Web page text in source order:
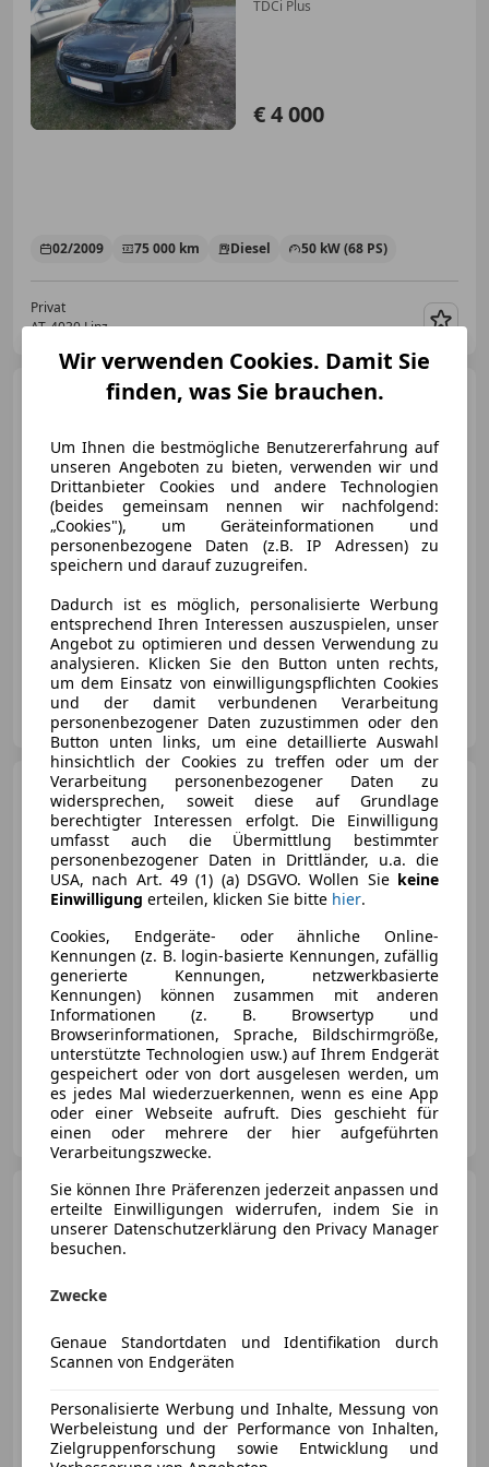
TDCi Plus
€ 4 000
02/2009 75 000 km Diesel 50 kW (68 PS)
Privat
AT-4030 Linz
Ford FusionAmbiente
€ 1 100
Neu 03/2010 151 689 km Benzin 59 kW (80 PS)
Autozentrum Glavas e.U.
AT-3441 Einsiedl
Ford FusionFusion Trend 1,4
TDCi Trend
05/2003 228 500 km Diesel 50 kW (68 PS)
Privat
AT-2074 Retzbach
Ford Fusion1.4 Ambiente
03/2011 206 000 km Benzin 59 kW (80 PS)
Wir verwenden Cookies. Damit Sie
finden, was Sie brauchen.
Um Ihnen die bestmögliche Benutzererfahrung auf
unseren Angeboten zu bieten, verwenden wir und
Drittanbieter Cookies und andere Technologien
(beides gemeinsam nennen wir nachfolgend:
„Cookies"), um Geräteinformationen und
personenbezogene Daten (z.B. IP Adressen) zu
speichern und darauf zuzugreifen.
Dadurch ist es möglich, personalisierte Werbung
entsprechend Ihren Interessen auszuspielen, unser
Angebot zu optimieren und dessen Verwendung zu
analysieren. Klicken Sie den Button unten rechts,
um dem Einsatz von einwilligungspflichten Cookies
und der damit verbundenen Verarbeitung
personenbezogener Daten zuzustimmen oder den
Button unten links, um eine detaillierte Auswahl
hinsichtlich der Cookies zu treffen oder um der
Verarbeitung personenbezogener Daten zu
widersprechen, soweit diese auf Grundlage
berechtigter Interessen erfolgt. Die Einwilligung
umfasst auch die Übermittlung bestimmter
personenbezogener Daten in Drittländer, u.a. die
USA, nach Art. 49 (1) (a) DSGVO. Wollen Sie keine
Einwilligung erteilen, klicken Sie bitte hier.
Cookies, Endgeräte- oder ähnliche Online-
Kennungen (z. B. login-basierte Kennungen, zufällig
generierte Kennungen, netzwerkbasierte
Kennungen) können zusammen mit anderen
Informationen (z. B. Browsertyp und
Browserinformationen, Sprache, Bildschirmgröße,
unterstützte Technologien usw.) auf Ihrem Endgerät
gespeichert oder von dort ausgelesen werden, um
es jedes Mal wiederzuerkennen, wenn es eine App
oder einer Webseite aufruft. Dies geschieht für
einen oder mehrere der hier aufgeführten
Verarbeitungszwecke.
Sie können Ihre Präferenzen jederzeit anpassen und
erteilte Einwilligungen widerrufen, indem Sie in
unserer Datenschutzerklärung den Privacy Manager
besuchen.
Zwecke
Genaue Standortdaten und Identifikation durch
Scannen von Endgeräten
Personalisierte Werbung und Inhalte, Messung von
Werbeleistung und der Performance von Inhalten,
Zielgruppenforschung sowie Entwicklung und